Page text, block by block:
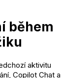
během
aktivitu
Copilot Chat a